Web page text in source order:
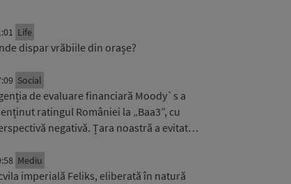
Life
dispar vrăbiile din orașe?
Social
de evaluare financiară Moody`s a
ratingul României la „Baa3”, cu
negativă. Țara noastră a evitat…
Mediu
imperială Feliks, eliberată în natură